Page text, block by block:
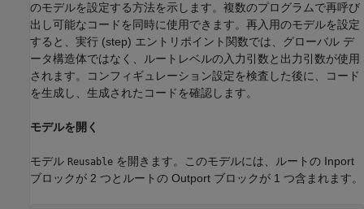
のモデルを設定する方法を示します。複数のプログラムで再呼び
出し可能なコードを同時に使用できます。再入用のモデルを設定
すると、実行 (step) エントリポイント関数では、グローバル デ
ータ構造体ではなく、ルートレベルの入力引数と出力引数が使用
されます。コンフィギュレーション設定を検査した後に、コード
を生成し、生成されたコードを確認します。
モデルを開く
モデル Reusable を開きます。このモデルには、ルートの Inport
ブロックが 2 つとルートの Outport ブロックが 1 つ含まれます。